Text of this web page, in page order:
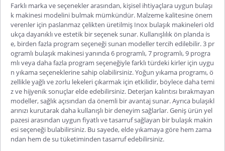
Farklı marka ve seçenekler arasından, kişisel ihtiyaçlara uygun bulaşı
k makinesi modelini bulmak mümkündür. Malzeme kalitesine önem
verenler için paslanmaz çelikten üretilmiş Inox bulaşık makineleri old
ukça dayanıklı ve estetik bir seçenek sunar. Kullanışlılık ön planda is
e, birden fazla program seçeneği sunan modeller tercih edilebilir.3 pr
ogramlı bulaşık makinesiyanında 6 programlı, 7 programlı, 9 progra
mlı veya daha fazla program seçeneğiyle farklı türdeki kirler için uygu
n yıkama seçeneklerine sahip olabilirsiniz. Yoğun yıkama programı, ö
zellikle yağlı ve zorlu lekeleri çıkarmak için etkilidir, böylece daha temi
z ve hijyenik sonuçlar elde edebilirsiniz. Deterjan kalıntısı bırakmayan
modeller, sağlık açısından da önemli bir avantaj sunar. Ayrıca bulaşıkl
arınızı kurutarak daha kullanışlı bir deneyim sağlarlar. Geniş ürün yel
pazesi arasından uygun fiyatlı ve tasarruf sağlayan bir bulaşık makin
esi seçeneği bulabilirsiniz. Bu sayede, elde yıkamaya göre hem zama
ndan hem de su tüketiminden tasarruf edebilirsiniz.